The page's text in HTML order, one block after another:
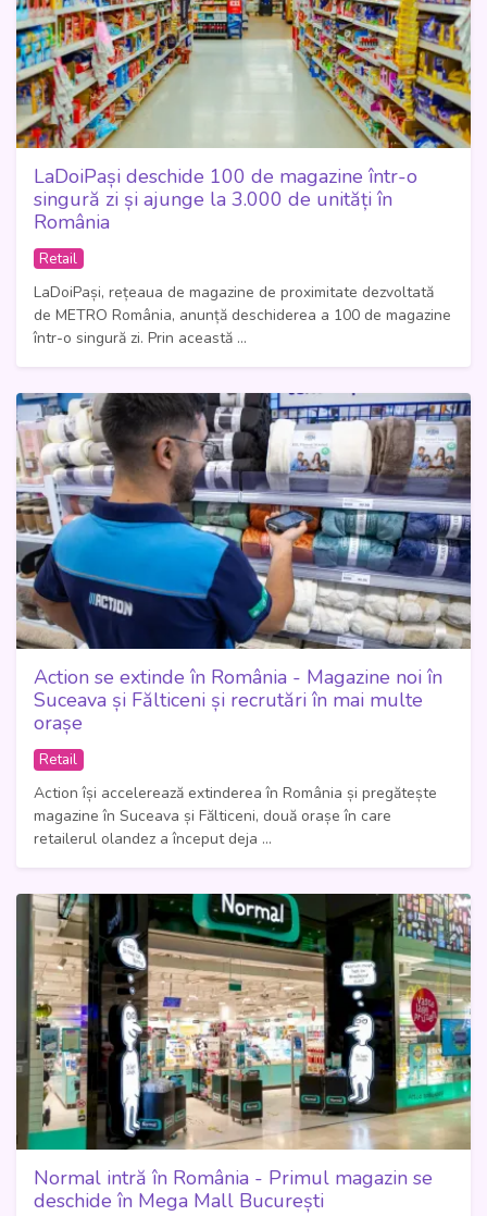
LaDoiPași deschide 100 de magazine într-o
singură zi și ajunge la 3.000 de unități în
România
Retail
LaDoiPași, rețeaua de magazine de proximitate dezvoltată
de METRO România, anunță deschiderea a 100 de magazine
într-o singură zi. Prin această ...
Action se extinde în România - Magazine noi în
Suceava și Fălticeni și recrutări în mai multe
orașe
Retail
Action își accelerează extinderea în România și pregătește
magazine în Suceava și Fălticeni, două orașe în care
retailerul olandez a început deja ...
Normal intră în România - Primul magazin se
deschide în Mega Mall București